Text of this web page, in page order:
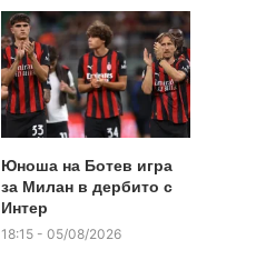
Юноша на Ботев игра
за Милан в дербито с
Интер
18:15 - 05/08/2026